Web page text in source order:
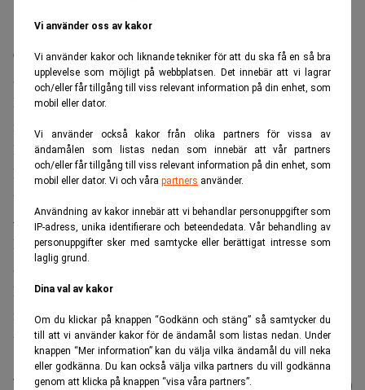
Vi använder oss av kakor
Vi använder kakor och liknande tekniker för att du ska få en så bra
upplevelse som möjligt på webbplatsen. Det innebär att vi lagrar
och/eller får tillgång till viss relevant information på din enhet, som
mobil eller dator.
Vi använder också kakor från olika partners för vissa av
ändamålen som listas nedan som innebär att vår partners
och/eller får tillgång till viss relevant information på din enhet, som
mobil eller dator. Vi och våra partners använder.
Användning av kakor innebär att vi behandlar personuppgifter som
IP-adress, unika identifierare och beteendedata. Vår behandling av
personuppgifter sker med samtycke eller berättigat intresse som
laglig grund.
Dina val av kakor
Om du klickar på knappen “Godkänn och stäng” så samtycker du
till att vi använder kakor för de ändamål som listas nedan. Under
knappen “Mer information” kan du välja vilka ändamål du vill neka
eller godkänna. Du kan också välja vilka partners du vill godkänna
genom att klicka på knappen “visa våra partners”.
Creades har idag ingått avtal om försäljning av 17.769.300
aktier i Kitron till priset 6,46 norska kronor per aktie.
Försäljningslikviden totalt uppgår till 114,7 miljoner
norska kronor.
Efter denna transaktion har Creades inte något ägande
kvar i Kitron. Före transaktionen uppgick Creades innehav
till 10 procent av totala antalet aktier och röster i Kitron.
– Vi är mycket nöjda med investeringen i Kitron som på
kort tid levererat en avkastning långt över Creades
avkastningskrav. Genom försäljningen frigör vi även
kapital som kommer väl till nytta då vi har flera intressanta
nya investeringar under utvärdering, säger John Hedberg,
vd för Creades.
Läs mer från Realtid - vårt nyhetsbrev